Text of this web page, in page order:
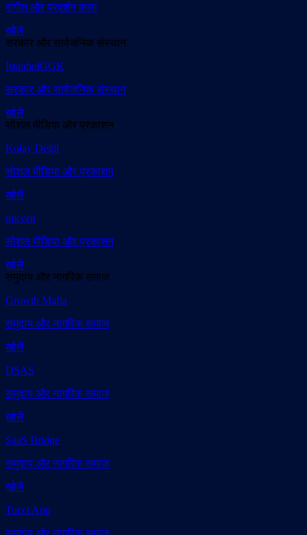
संगीत और प्रदर्शन कला
खोलें
सरकार और सार्वजनिक संस्थान
İstanbulGGK
सरकार और सार्वजनिक संस्थान
खोलें
सोशल मीडिया और प्रकाशन
Kolay Değil
सोशल मीडिया और प्रकाशन
खोलें
upcorn
सोशल मीडिया और प्रकाशन
खोलें
समुदाय और नागरिक समाज
Growth Mafia
समुदाय और नागरिक समाज
खोलें
DSAS
समुदाय और नागरिक समाज
खोलें
SaaS Bridge
समुदाय और नागरिक समाज
खोलें
Tucci App